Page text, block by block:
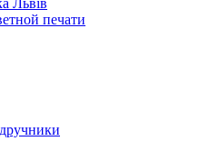
Львів
печати